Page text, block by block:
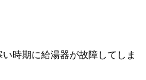
時期に給湯器が故障してしま